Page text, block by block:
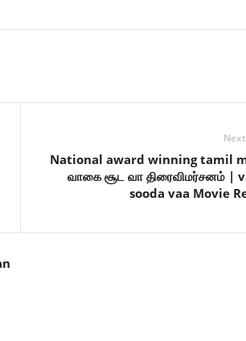
National award winning tamil
வாகை சூட வா திரைவிமர்சனம் |
sooda vaa Movie